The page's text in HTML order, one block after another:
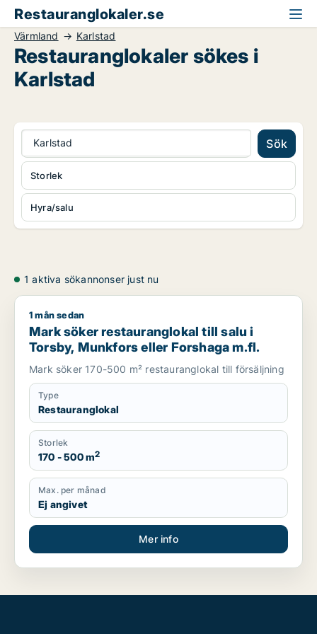
Restauranglokaler.se
Värmland Karlstad
Restauranglokaler sökes i
Karlstad
Karlstad Sök
Hyra/salu
Storlek
1 aktiva sökannonser just nu
Mark söker restauranglokal till salu i Torsby, Munkfors eller
1 mån sedan
Mark söker restauranglokal till salu i
Torsby, Munkfors eller Forshaga m.fl.
Mark söker 170-500 m² restauranglokal till försäljning
Type
Restauranglokal
Storlek
170 - 500 m2
Max. per månad
Ej angivet
Mer info